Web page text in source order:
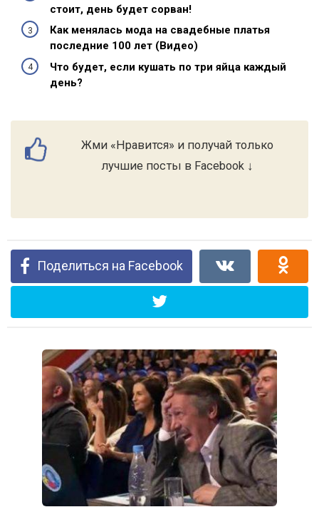
стоит, день будет сорван!
Как менялась мода на свадебные платья
последние 100 лет (Видео)
Что будет, если кушать по три яйца каждый
день?
Жми «Нравится» и получай только
лучшие посты в Facebook ↓
Поделиться на Facebook